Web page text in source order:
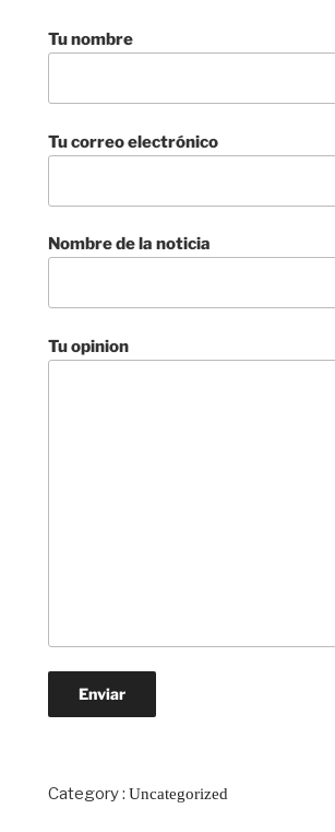
Tu nombre
Tu correo electrónico
Nombre de la noticia
Tu opinion
Category : Uncategorized